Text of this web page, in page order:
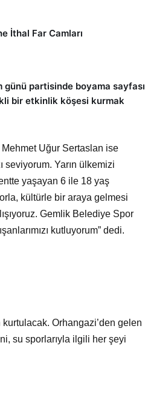
İthal Far Camları
günü partisinde boyama sayfası
bir etkinlik köşesi kurmak
Mehmet Uğur Sertaslan ise
seviyorum. Yarın ülkemizi
yaşayan 6 ile 18 yaş
kültürle bir araya gelmesi
Gemlik Belediye Spor
kutluyorum” dedi.
Orhangazi’den gelen
su sporlarıyla ilgili her şeyi